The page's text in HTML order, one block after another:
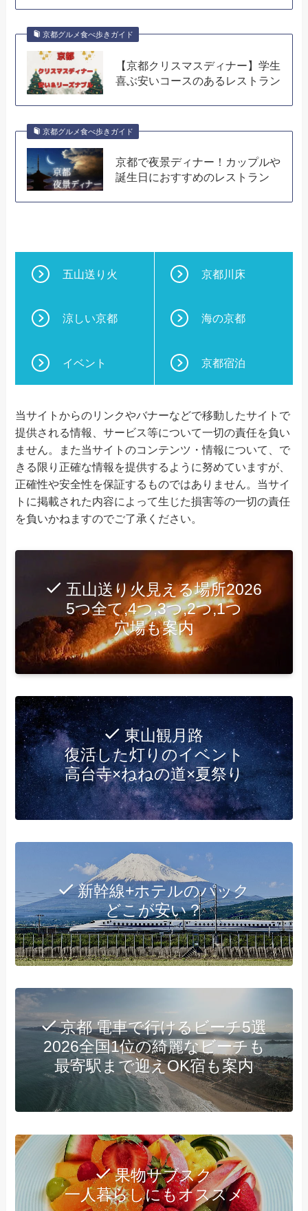
京都グルメ食べ歩きガイド
【京都クリスマスディナー】学生
喜ぶ安いコースのあるレストラン
京都グルメ食べ歩きガイド
京都で夜景ディナー！カップルや
誕生日におすすめのレストラン
五山送り火 京都川床
涼しい京都 海の京都
イベント 京都宿泊
当サイトからのリンクやバナーなどで移動したサイトで
提供される情報、サービス等について一切の責任を負い
ません。また当サイトのコンテンツ・情報について、で
きる限り正確な情報を提供するように努めていますが、
正確性や安全性を保証するものではありません。当サイ
トに掲載された内容によって生じた損害等の一切の責任
を負いかねますのでご了承ください。
五山送り火見える場所2026
5つ全て,4つ,3つ,2つ,1つ
穴場も案内
東山観月路
復活した灯りのイベント
高台寺×ねねの道×夏祭り
新幹線+ホテルのパック
どこが安い？
京都 電車で行けるビーチ5選
2026全国1位の綺麗なビーチも
最寄駅まで迎えOK宿も案内
果物サブスク
一人暮らしにもオススメ